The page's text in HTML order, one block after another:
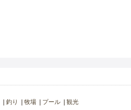
釣り 牧場 プール 観光